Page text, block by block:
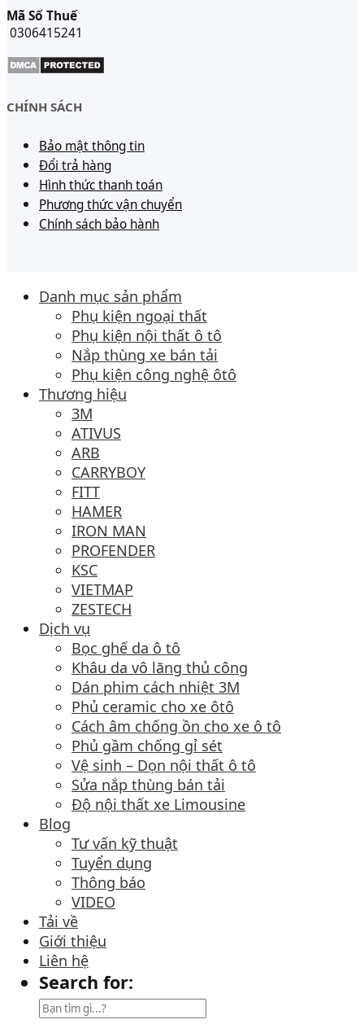
Mã Số Thuế
0306415241
CHÍNH SÁCH
Bảo mật thông tin
Đổi trả hàng
Hình thức thanh toán
Phương thức vận chuyển
Chính sách bảo hành
Danh mục sản phẩm
Phụ kiện ngoại thất
Phụ kiện nội thất ô tô
Nắp thùng xe bán tải
Phụ kiện công nghệ ôtô
Thương hiệu
3M
ATIVUS
ARB
CARRYBOY
FITT
HAMER
IRON MAN
PROFENDER
KSC
VIETMAP
ZESTECH
Dịch vụ
Bọc ghế da ô tô
Khâu da vô lăng thủ công
Dán phim cách nhiệt 3M
Phủ ceramic cho xe ôtô
Cách âm chống ồn cho xe ô tô
Phủ gầm chống gỉ sét
Vệ sinh – Dọn nội thất ô tô
Sửa nắp thùng bán tải
Độ nội thất xe Limousine
Blog
Tư vấn kỹ thuật
Tuyển dụng
Thông báo
VIDEO
Tải về
Giới thiệu
Liên hệ
Search for: